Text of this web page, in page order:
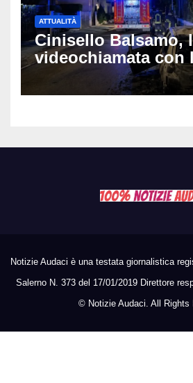
ATTUALITÀ
Cinisello Balsamo,
videochiamata con
fidanzata e il
lotta tra la vita e la
Notizie Audaci è una testata giornalistica
Salerno N. 373 del 17/01/2019 Direttore
© Notizie Audaci. All Rights